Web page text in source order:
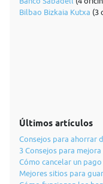
Bilbao Bizkaia Kutxa (3
Últimos artículos
Consejos para ahorrar
3 Consejos para
Cómo cancelar un
Mejores sitios para